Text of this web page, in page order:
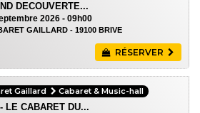
DECOUVERTE...
2026 - 09h00
GAILLARD - 19100 BRIVE
RÉSERVER
Gaillard Cabaret & Music-hall
LE CABARET DU...